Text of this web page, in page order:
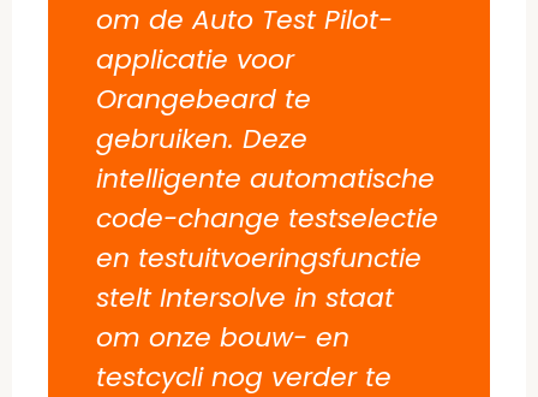
om de Auto Test Pilot-
applicatie voor
Orangebeard te
gebruiken. Deze
intelligente automatische
code-change testselectie
en testuitvoeringsfunctie
stelt Intersolve in staat
om onze bouw- en
testcycli nog verder te